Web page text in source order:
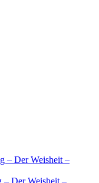
– Der Weisheit –